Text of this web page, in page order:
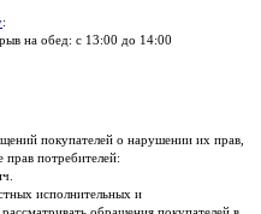
:
на обед: с 13:00 до 14:00
покупателей о нарушении их прав,
прав потребителей:
исполнительных и